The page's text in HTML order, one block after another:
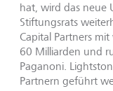
hat, wird das neue
Stiftungsrats
Capital Partners
60 Milliarden und
Paganoni.
Partnern geführt